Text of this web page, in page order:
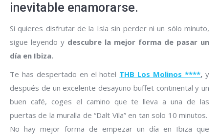
inevitable enamorarse.
Si quieres disfrutar de la Isla sin perder ni un sólo minuto,
sigue leyendo y descubre la mejor forma de pasar un
día en Ibiza.
Te has despertado en el hotel THB Los Molinos ****, y
después de un excelente desayuno buffet continental y un
buen café, coges el camino que te lleva a una de las
puertas de la muralla de “Dalt Vila” en tan solo 10 minutos.
No hay mejor forma de empezar un día en Ibiza que